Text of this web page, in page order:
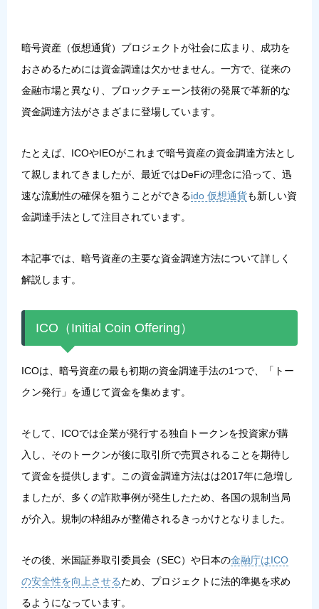
暗号資産（仮想通貨）プロジェクトが社会に広まり、成功を
おさめるためには資金調達は欠かせません。一方で、従来の
金融市場と異なり、ブロックチェーン技術の発展で革新的な
資金調達方法がさまざまに登場しています。
たとえば、ICOやIEOがこれまで暗号資産の資金調達方法とし
て親しまれてきましたが、最近ではDeFiの理念に沿って、迅
速な流動性の確保を狙うことができるido 仮想通貨も新しい資
金調達手法として注目されています。
本記事では、暗号資産の主要な資金調達方法について詳しく
解説します。
ICO（Initial Coin Offering）
ICOは、暗号資産の最も初期の資金調達手法の1つで、「トー
クン発行」を通じて資金を集めます。
そして、ICOでは企業が発行する独自トークンを投資家が購
入し、そのトークンが後に取引所で売買されることを期待し
て資金を提供します。この資金調達方法はは2017年に急増し
ましたが、多くの詐欺事例が発生したため、各国の規制当局
が介入。規制の枠組みが整備されるきっかけとなりました。
その後、米国証券取引委員会（SEC）や日本の金融庁はICO
の安全性を向上させるため、プロジェクトに法的準拠を求め
るようになっています。